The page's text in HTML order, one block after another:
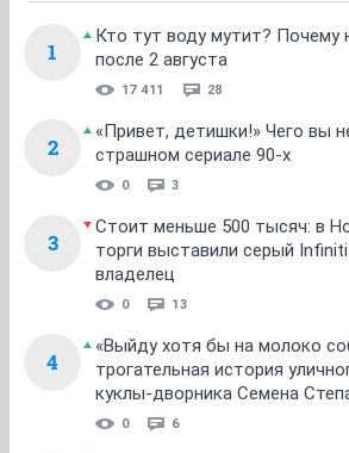
1
Кто тут воду мутит? Почему
после 2 августа
17 411 28
2
«Привет, детишки!» Чего вы
страшном сериале 90-х
0 3
3
Стоит меньше 500 тысяч: в
торги выставили серый
владелец
0 13
4
«Выйду хотя бы на молоко
трогательная история
куклы-дворника Семена
0 6